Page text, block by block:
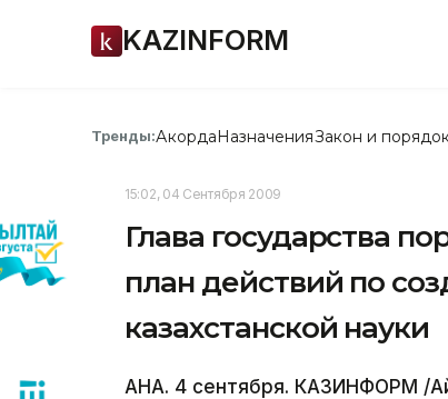
KAZINFORM
Тренды:АкордаНазначенияЗакон и порядок
15:02, 04 Сентября 2009
Глава государства
план действий по
казахстанской науки
АНА. 4 сентября. КАЗИНФОРМ /